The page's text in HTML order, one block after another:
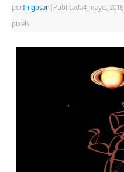
porInigosan Publicada4 mayo, 2016|
pixels